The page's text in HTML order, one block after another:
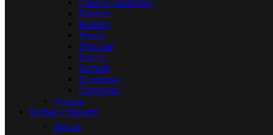
Chave Comutadora
Registro
Resistor
Sensor
Terminal
Tiristor
Tomada
Transdutor
Centrifugo
Tyristor
Botões e Sinaleiro
Blocos